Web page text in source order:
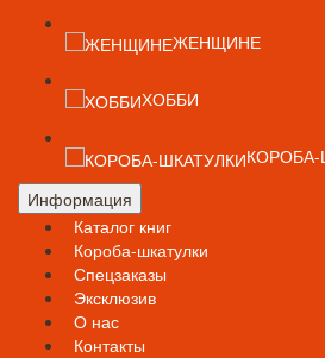
ЖЕНЩИНЕ
ХОББИ
Информация
Каталог книг
Короба-шкатулки
Спецзаказы
Эксклюзив
О нас
Контакты